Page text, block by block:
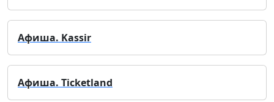
Афиша. Kassir
Афиша. Ticketland